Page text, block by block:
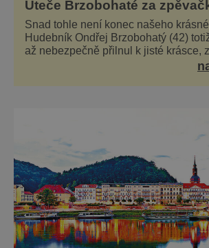
Uteče Brzobohaté za
Snad tohle není konec našeho
Hudebník Ondřej Brzobohatý (42)
až nebezpečně přilnul k jisté krásce,
Milfajtové (33), která jednou byla
Inkognito, kde Ondřej účinkuje.